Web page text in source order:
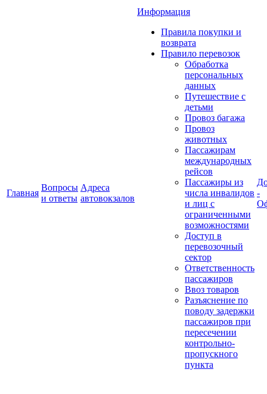
Главная
Вопросы
и ответы
Адреса
автовокзалов
Информация
Правила покупки и
возврата
Правило перевозок
Обработка
персональных
данных
Путешествие с
детьми
Провоз багажа
Провоз
животных
Пассажирам
международных
рейсов
Пассажиры из
числа инвалидов
и лиц с
ограниченными
возможностями
Доступ в
перевозочный
сектор
Ответственность
пассажиров
Ввоз товаров
Разъяснение по
поводу задержки
пассажиров при
пересечении
контрольно-
пропускного
пункта
-